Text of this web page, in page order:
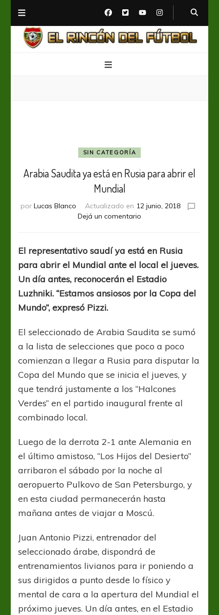
SIN CATEGORÍA
Arabia Saudita ya está en Rusia para abrir el
Mundial
por Lucas Blanco Actualizado en 12 junio, 2018
Dejá un comentario
ya
está
en
Rusia
para
abrir
El representativo saudí ya está en Rusia
para abrir el Mundial ante el local el jueves.
Un día antes, reconocerán el Estadio
Luzhniki. “Estamos ansiosos por la Copa del
Mundo”, expresó Pizzi.
El seleccionado de Arabia Saudita se sumó
a la lista de selecciones que poco a poco
comienzan a llegar a Rusia para disputar la
Copa del Mundo que se inicia el jueves, y
que tendrá justamente a los “Halcones
Verdes” en el partido inaugural frente al
combinado local.
Luego de la derrota 2-1 ante Alemania en
el último amistoso, “Los Hijos del Desierto”
arribaron el sábado por la noche al
aeropuerto Pulkovo de San Petersburgo, y
en esta ciudad permanecerán hasta
mañana antes de viajar a Moscú.
Juan Antonio Pizzi, entrenador del
seleccionado árabe, dispondrá de
entrenamientos livianos para ir poniendo a
sus dirigidos a punto desde lo físico y
mental de cara a la apertura del Mundial el
próximo jueves. Un día antes, en el Estadio